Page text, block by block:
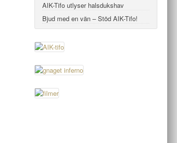
AIK-Tifo utlyser halsdukshav
Bjud med en vän – Stöd AIK-Tifo!